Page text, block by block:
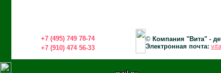
+7 (495) 749 78-74
+7 (910) 474 56-33
© Компания "Вита" -
Электронная почта: